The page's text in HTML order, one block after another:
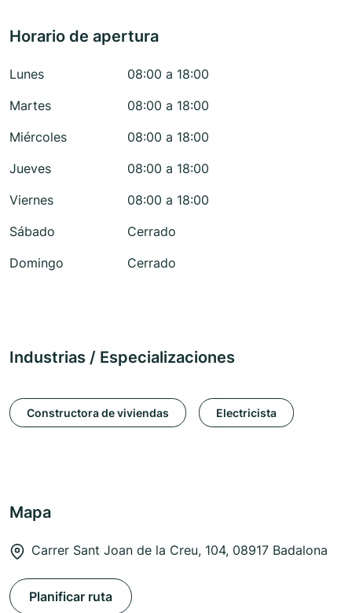
Horario de apertura
Lunes
08:00 a 18:00
Martes
08:00 a 18:00
Miércoles
08:00 a 18:00
Jueves
08:00 a 18:00
Viernes
08:00 a 18:00
Sábado
Cerrado
Domingo
Cerrado
Industrias / Especializaciones
Constructora de viviendas Electricista
Mapa
Carrer Sant Joan de la Creu, 104, 08917 Badalona
Planificar ruta